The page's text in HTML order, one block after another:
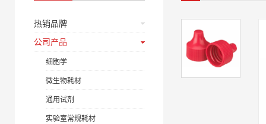
热销品牌
公司产品
细胞学
微生物耗材
通用试剂
实验室常规耗材